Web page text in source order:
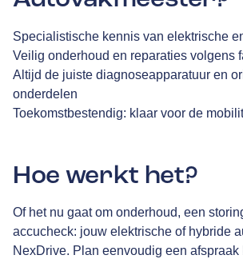
Specialistische kennis van elektrische
Veilig onderhoud en reparaties volgens
Altijd de juiste diagnoseapparatuur en
onderdelen
Toekomstbestendig: klaar voor de
Hoe werkt het?
Of het nu gaat om onderhoud, een
accucheck: jouw elektrische of hybride
NexDrive. Plan eenvoudig een afspraak